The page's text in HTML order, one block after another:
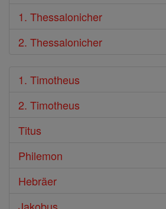
1. Thessalonicher
2. Thessalonicher
1. Timotheus
2. Timotheus
Titus
Philemon
Hebräer